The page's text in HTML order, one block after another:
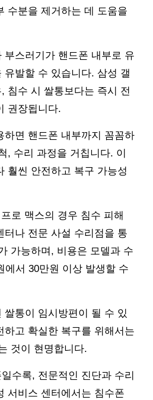
수분을 제거하는 데 도움을
부스러기가 핸드폰 내부로 유
유발할 수 있습니다. 삼성 갤
침수 시 쌀통보다는 즉시 전
권장됩니다.
하면 핸드폰 내부까지 꼼꼼하
, 수리 과정을 거칩니다. 이
훨씬 안전하고 복구 가능성
로 맥스의 경우 침수 피해
터나 전문 사설 수리점을 통
가능하며, 비용은 모델과 수
에서 30만원 이상 발생할 수
쌀통이 임시방편이 될 수 있
하고 확실한 복구를 위해서는
것이 현명합니다.
수록, 전문적인 진단과 수리
서비스 센터에서는 침수폰